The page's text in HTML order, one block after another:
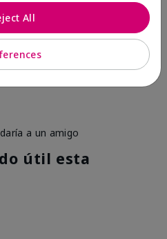
Kay® Intense
this will always be my
a un amigo
útil esta
All